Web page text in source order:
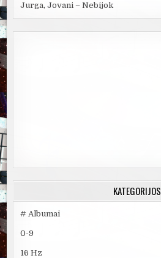
Jurga, Jovani – Nebijok
KATEGORIJOS
# Albumai
0-9
16 Hz